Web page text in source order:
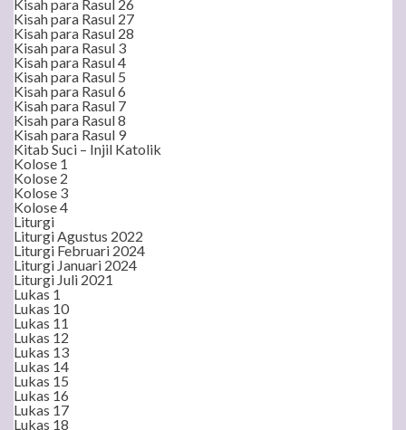
Kisah para Rasul 26
Kisah para Rasul 27
Kisah para Rasul 28
Kisah para Rasul 3
Kisah para Rasul 4
Kisah para Rasul 5
Kisah para Rasul 6
Kisah para Rasul 7
Kisah para Rasul 8
Kisah para Rasul 9
Kitab Suci – Injil Katolik
Kolose 1
Kolose 2
Kolose 3
Kolose 4
Liturgi
Liturgi Agustus 2022
Liturgi Februari 2024
Liturgi Januari 2024
Liturgi Juli 2021
Lukas 1
Lukas 10
Lukas 11
Lukas 12
Lukas 13
Lukas 14
Lukas 15
Lukas 16
Lukas 17
Lukas 18